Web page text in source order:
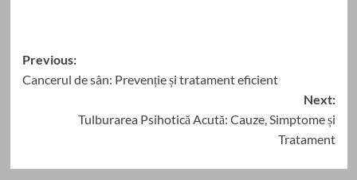
Post
navigation
Previous:
Cancerul de sân: Prevenție și tratament eficient
Next:
Tulburarea Psihotică Acută: Cauze, Simptome și
Tratament